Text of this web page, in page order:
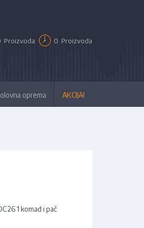
Proizvoda 0 Proizvoda
oprema AKCIJA!
1 komad i pač